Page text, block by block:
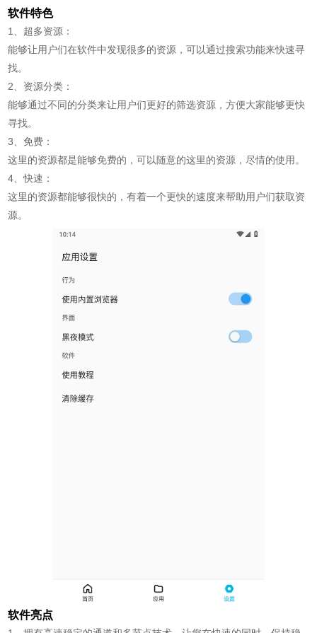
软件特色
1、超多资源：
能够让用户们在软件中发现很多的资源，可以通过搜索功能来快速寻
找。
2、资源分类：
能够通过不同的分类来让用户们更好的筛选资源，方便大家能够更快
寻找。
3、免费：
这里的资源都是能够免费的，可以随意的这里的资源，尽情的使用。
4、快速：
这里的资源都能够很快的，有着一个更快的速度来帮助用户们获取资
源。
软件亮点